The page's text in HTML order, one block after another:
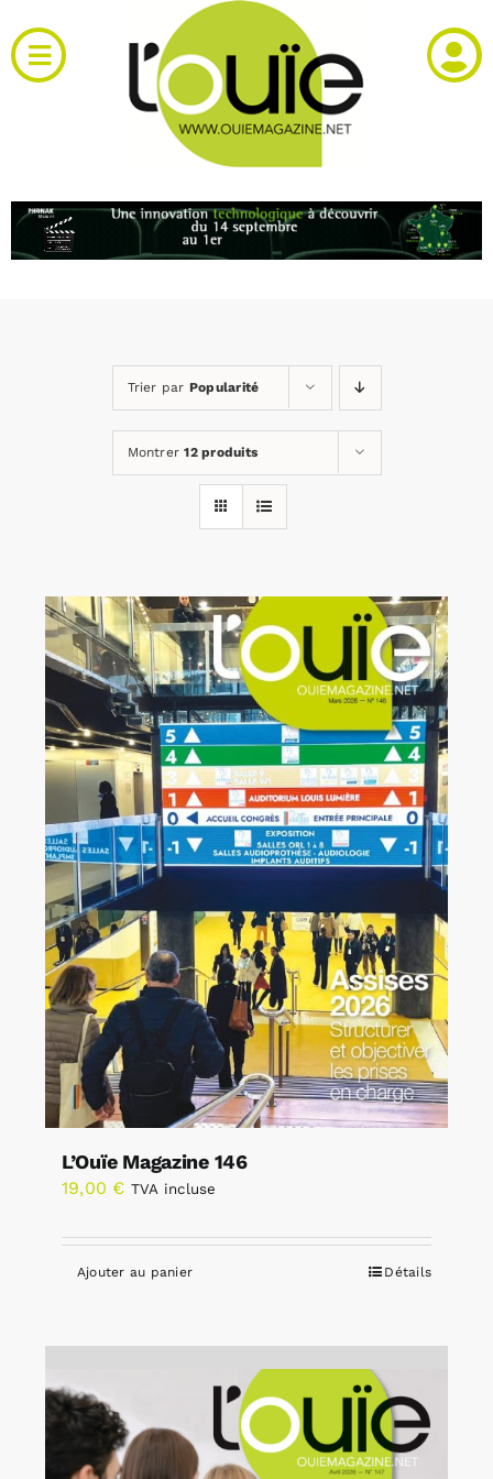
au
contenu
Toggle
Navigation
RH et emploi
Annonces emploi
Trier par Popularité
Montrer12 produits
L’Ouïe Magazine 146
19,00 € TVA incluse
Ajouter au panier Détails